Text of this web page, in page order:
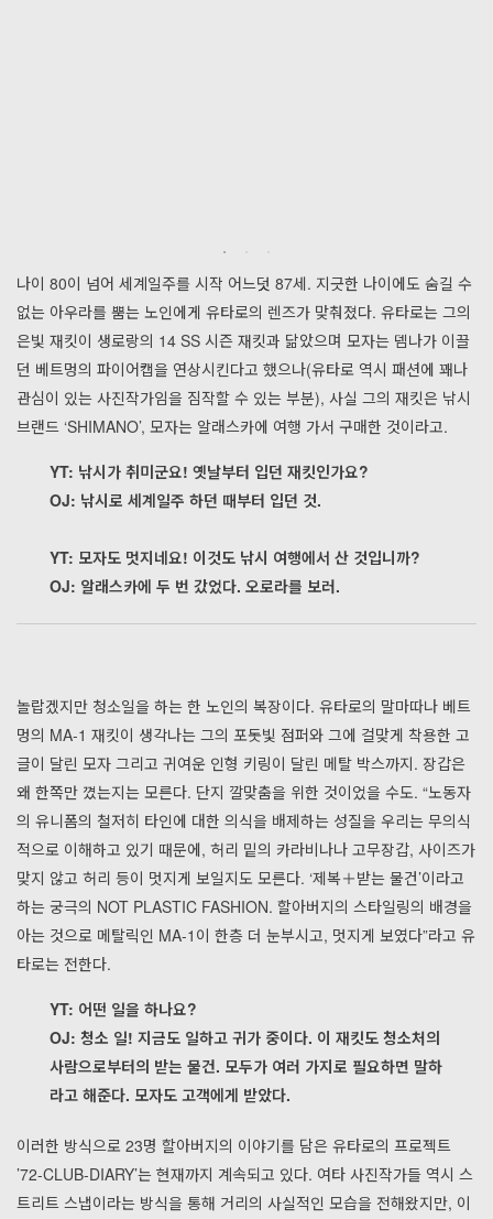
나이 80이 넘어 세계일주를 시작 어느덧 87세. 지긋한 나이에도 숨길 수
없는 아우라를 뿜는 노인에게 유타로의 렌즈가 맞춰졌다. 유타로는 그의
은빛 재킷이 생로랑의 14 SS 시즌 재킷과 닮았으며 모자는 뎀나가 이끌
던 베트멍의 파이어캡을 연상시킨다고 했으나(유타로 역시 패션에 꽤나
관심이 있는 사진작가임을 짐작할 수 있는 부분), 사실 그의 재킷은 낚시
브랜드 ‘SHIMANO’, 모자는 알래스카에 여행 가서 구매한 것이라고.
YT: 낚시가 취미군요! 옛날부터 입던 재킷인가요?
OJ: 낚시로 세계일주 하던 때부터 입던 것.
YT: 모자도 멋지네요! 이것도 낚시 여행에서 산 것입니까?
OJ: 알래스카에 두 번 갔었다. 오로라를 보러.
놀랍겠지만 청소일을 하는 한 노인의 복장이다. 유타로의 말마따나 베트
멍의 MA-1 재킷이 생각나는 그의 포돗빛 점퍼와 그에 걸맞게 착용한 고
글이 달린 모자 그리고 귀여운 인형 키링이 달린 메탈 박스까지. 장갑은
왜 한쪽만 꼈는지는 모른다. 단지 깔맞춤을 위한 것이었을 수도. “노동자
의 유니폼의 철저히 타인에 대한 의식을 배제하는 성질을 우리는 무의식
적으로 이해하고 있기 때문에, 허리 밑의 카라비나나 고무장갑, 사이즈가
맞지 않고 허리 등이 멋지게 보일지도 모른다. ‘제복＋받는 물건’이라고
하는 궁극의 NOT PLASTIC FASHION. 할아버지의 스타일링의 배경을
아는 것으로 메탈릭인 MA-1이 한층 더 눈부시고, 멋지게 보였다”라고 유
타로는 전한다.
YT: 어떤 일을 하나요?
OJ: 청소 일! 지금도 일하고 귀가 중이다. 이 재킷도 청소처의
사람으로부터의 받는 물건. 모두가 여러 가지로 필요하면 말하
라고 해준다. 모자도 고객에게 받았다.
이러한 방식으로 23명 할아버지의 이야기를 담은 유타로의 프로젝트
’72-CLUB-DIARY’는 현재까지 계속되고 있다. 여타 사진작가들 역시 스
트리트 스냅이라는 방식을 통해 거리의 사실적인 모습을 전해왔지만, 이